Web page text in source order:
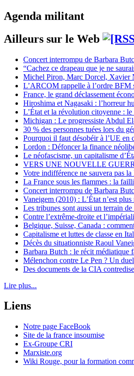
Agenda militant
Ailleurs sur le Web
Concert interrompu de Barbara
“Cachez ce drapeau que je ne
Michel Piron, Marc Dorcel, Xavier
L’ARCOM rappelle à l’ordre BFM
France, le grand déclassement
Hiroshima et Nagasaki : l’horreur
L’État et la révolution citoyenne :
Michigan : Le progressiste Abdul
30 % des personnes tuées lors du
Pourquoi il faut désobéir à l’UE en
Lordon : Défoncer la finance
Le néofascisme, un capitalisme
VERS UNE NOUVELLE
Votre indifférence ne sauvera pas la
La France sous les flammes : la
Concert interrompu de Barbara
Vaneigem (2010) : L’État n’est
Les tribunes sont aussi un terrain
Contre l’extrême-droite et
Belgique, Suisse, Canada :
Capitalisme et luttes de classe en
Décès du situationniste Raoul
Barbara Butch : le récit médiatique
Mélenchon contre Le Pen ? Un
Des documents de la CIA
Lire plus...
Liens
Notre page FaceBook
Site de la france insoumise
Ex-Groupe CRI
Marxiste.org
Wiki Rouge, pour la formation